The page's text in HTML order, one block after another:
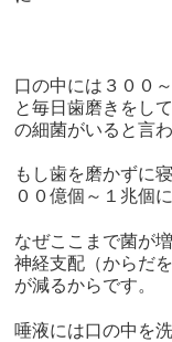
口の中には３００
と毎日歯磨きをし
の細菌がいると言
もし歯を磨かずに
００億個～１兆個
なぜここまで菌が
神経支配（からだ
が減るからです。
唾液には口の中を